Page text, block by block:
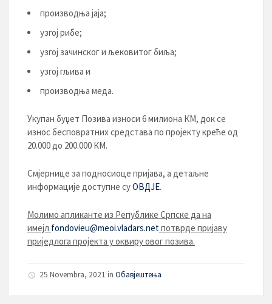
производња јаја;
узгој рибе;
узгој зачинског и љековитог биља;
узгој гљива и
производња меда.
Укупан буџет Позива износи 6 милиона КМ, док се
износ бесповратних средстава по пројекту креће од
20.000 до 200.000 КМ.
Смјернице за подносиоце пријава, а детаљне
информације доступне суОВДЈЕ.
Молимо апликанте из Републике Српске да на
имејл fondovieu@meoi.vladars.netпотврде пријаву
приједлога пројекта у оквиру овог позива.
25 Novembra, 2021 in Обавјештења